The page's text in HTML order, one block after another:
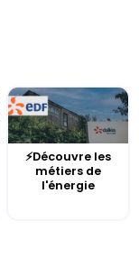
⚡Découvre les
métiers de
l'énergie